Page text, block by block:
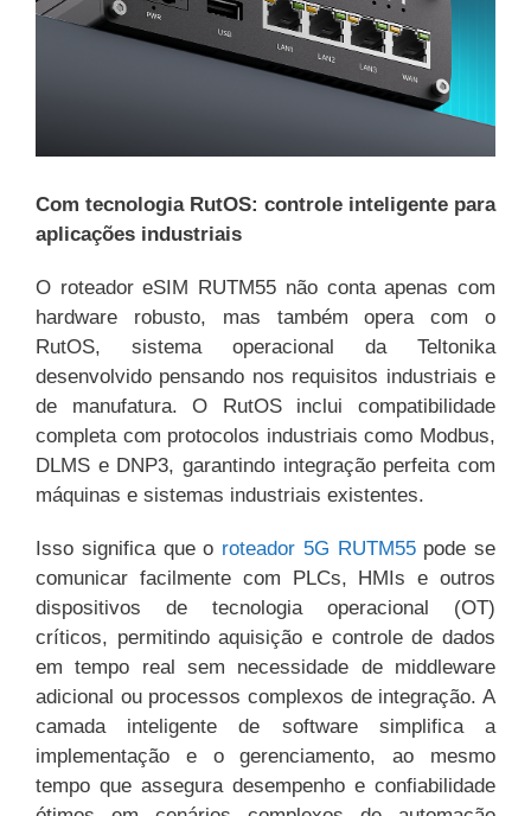
Com tecnologia RutOS: controle inteligente para
aplicações industriais
O roteador eSIM RUTM55 não conta apenas com
hardware robusto, mas também opera com o
RutOS, sistema operacional da Teltonika
desenvolvido pensando nos requisitos industriais e
de manufatura. O RutOS inclui compatibilidade
completa com protocolos industriais como Modbus,
DLMS e DNP3, garantindo integração perfeita com
máquinas e sistemas industriais existentes.
Isso significa que o roteador 5G RUTM55pode se
comunicar facilmente com PLCs, HMIs e outros
dispositivos de tecnologia operacional (OT)
críticos, permitindo aquisição e controle de dados
em tempo real sem necessidade de middleware
adicional ou processos complexos de integração. A
camada inteligente de software simplifica a
implementação e o gerenciamento, ao mesmo
tempo que assegura desempenho e confiabilidade